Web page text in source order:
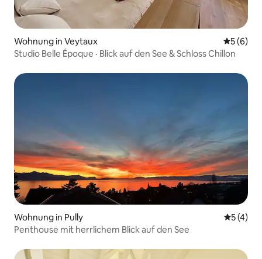
Wohnung in Veytaux
5 (6)
Studio Belle Époque · Blick auf den See & Schloss Chillon
Wohnung in Pully
5 (4)
Penthouse mit herrlichem Blick auf den See